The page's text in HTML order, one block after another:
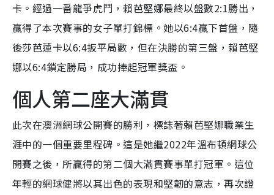
卡。經過一番龍爭虎鬥，賴芭堅娜最終以盤數2:1勝出，
贏得了本次賽事的女子單打錦標。她以6:4贏下首盤，隨
後莎芭蓮卡以6:4扳平局數，但在決勝的第三盤，賴芭堅
娜以6:4鎖定勝局，成功捧起冠軍獎盃。
個人第二座大滿貫
此次在澳洲網球公開賽的勝利，標誌著賴芭堅娜職業生
涯中的一個重要里程碑。這是她繼2022年溫布頓網球公
開賽之後，所贏得的第二個大滿貫賽事單打冠軍。這位
年輕的網球健將以其出色的表現和堅韌的意志，再次證